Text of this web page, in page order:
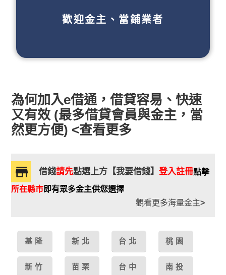
歡迎金主、當鋪業者
為何加入e借通，借貸容易、快速
又有效 (最多借貸會員與金主，當
然更方便) <查看更多
借錢請先點選上方【我要借錢】登入註冊點擊
所在縣市即有眾多金主供您選擇
觀看更多海量金主>
基隆 新北 台北 桃園
新竹 苗栗 台中 南投